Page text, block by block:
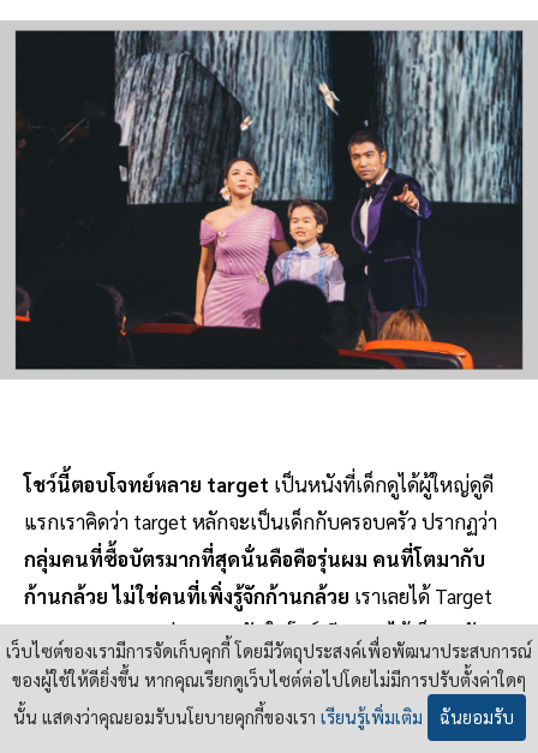
โชว์นี้ตอบโจทย์หลาย target เป็นหนังที่เด็กดูได้ผู้ใหญ่ดูดี
แรกเราคิดว่า target หลักจะเป็นเด็กกับครอบครัว ปรากฏว่า
กลุ่มคนที่ซื้อบัตรมากที่สุดนั่นคือคือรุ่นผม คนที่โตมากับ
ก้านกล้วย ไม่ใช่คนที่เพิ่งรู้จักก้านกล้วย เราเลยได้ Target
Audiaence หลายรุ่นมารวมกันในโชว์เดียว เราได้เด็ก ๆ กับ
ครอบครัวที่เพิ่งรู้จักก้านกล้วย เราได้คนที่โตมากับก้านกล้วย
เราได้คนที่อยากมาฟัง orchrestra สด ๆ ด้วย คนที่ ชื่นชม
ดนตรีเฉย ๆ ก็มาฟังได้ใช่ไหมครับผม แล้วโชว์มีจุดที่ focus ได้
เว็บไซต์ของเรามีการจัดเก็บคุกกี้ โดยมีวัตถุประสงค์เพื่อพัฒนาประสบการณ์
ของผู้ใช้ให้ดียิ่งขึ้น หากคุณเรียกดูเว็บไซต์ต่อไปโดยไม่มีการปรับตั้งค่าใดๆ
นั้น แสดงว่าคุณยอมรับนโยบายคุกกี้ของเรา เรียนรู้เพิ่มเติม ฉันยอมรับ